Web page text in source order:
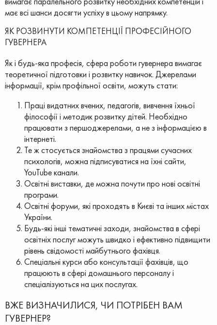
має всі шанси досягти успіху в цьому напрямку.
ЯК РОЗВИНУТИ КОМПЕТЕНЦІЇ ПРОФЕСІЙНОГО
ГУВЕРНЕРА
Як і будь-яка професія, сфера роботи гувернера вимагає
теоретичної підготовки і розвитку навичок. Джерелами
інформації, крім профільної освіти, можуть стати:
Праці видатних вчених, педагогів, вивчення їхньої
філософії і методик розвитку дітей. Необхідно
працювати з першоджерелами, а не з інформацією в
інтернеті.
Те ж стосується знайомства з працями сучасних
психологів, можна підписуватися на їхні сайти,
YouTube канали.
Освітні виставки, де можна почути про нові освітні
програми.
Освітні форуми, які проходять в Києві та інших містах
України.
Будь-які інші тематичні заходи, знайомства в сфері
освітніх послуг можуть швидко і ефективно підвищити
рівень свідомості майбутнього фахівця.
Спеціальні курси або консультації фахівців, що
працюють в сфері домашнього персоналу і
спеціалізуються на цих послугах.
ВЖЕ ВИЗНАЧИЛИСЯ, ЧИ ПОТРІБЕН ВАМ
ГУВЕРНЕР?